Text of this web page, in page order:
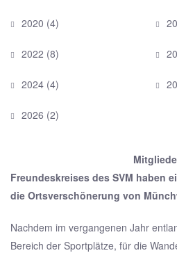
2020 (4)
2022 (8)
2024 (4)
2026 (2)
Freundeskreises des SVM haben
die Ortsverschönerung von
Nachdem im vergangenen Jahr
Bereich der Sportplätze, für die